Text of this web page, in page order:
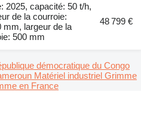
2025, capacité: 50 t/h,
de la courroie:
mm, largeur de la
500 mm
48 799 €
démocratique du Congo
Matériel industriel Grimme
en France